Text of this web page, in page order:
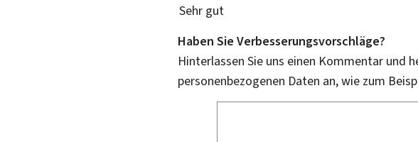
Sehr gut
Haben Sie Verbesserungsvorschläge?
Hinterlassen Sie uns einen Kommentar und
personenbezogenen Daten an, wie zum